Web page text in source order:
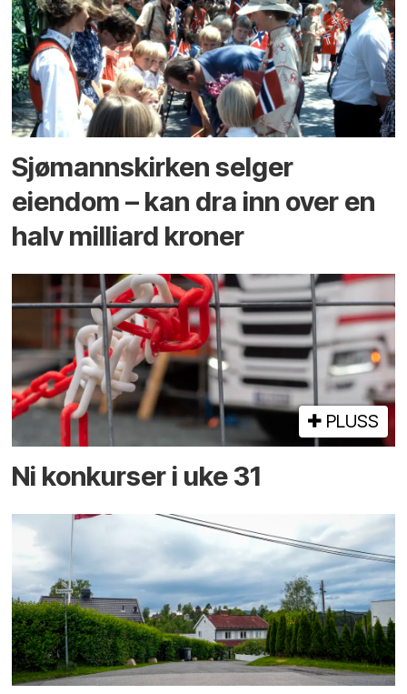
Sjømannskirken selger
eiendom – kan dra inn over en
halv milliard kroner
PLUSS
Ni konkurser i uke 31